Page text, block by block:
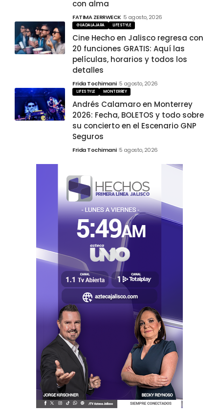
con alma
FATIMA ZERRWECK 5 agosto, 2026
GUADALAJARA LIFESTYLE
Cine Hecho en Jalisco regresa con
20 funciones GRATIS: Aquí las
películas, horarios y todos los
detalles
Frida Tochimani 5 agosto, 2026
LIFESTYLE MONTERREY
Andrés Calamaro en Monterrey
2026: Fecha, BOLETOS y todo sobre
su concierto en el Escenario GNP
Seguros
Frida Tochimani 5 agosto, 2026